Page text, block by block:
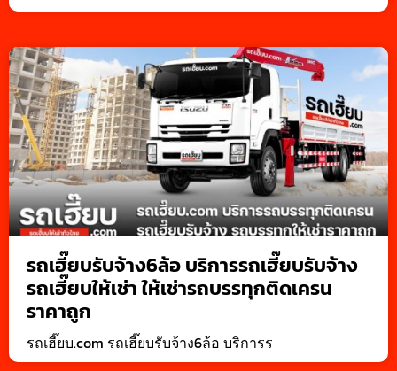
รถเฮี๊ยบรับจ้าง6ล้อ บริการรถเฮี๊ยบรับจ้าง
รถเฮี๊ยบให้เช่า ให้เช่ารถบรรทุกติดเครน
ราคาถูก
รถเฮี๊ยบ.com รถเฮี๊ยบรับจ้าง6ล้อ บริการร